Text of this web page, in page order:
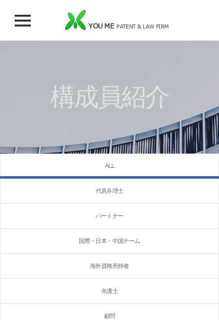
YOU ME PATENT & LAW FIRM
構成員紹介
ALL
代表弁理士
パートナー
国際・日本・中国チーム
海外資格所持者
弁護士
顧問